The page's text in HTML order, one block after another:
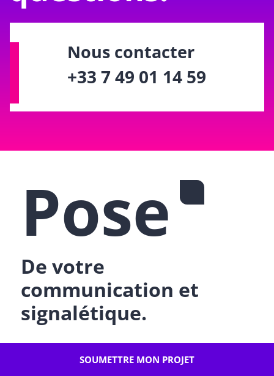
SOUMETTRE MON PROJET
Nous contacter
+33 7 49 01 14 59
Pose
De votre
communication et
signalétique.
Com-Pose intervient pour vous faciliter